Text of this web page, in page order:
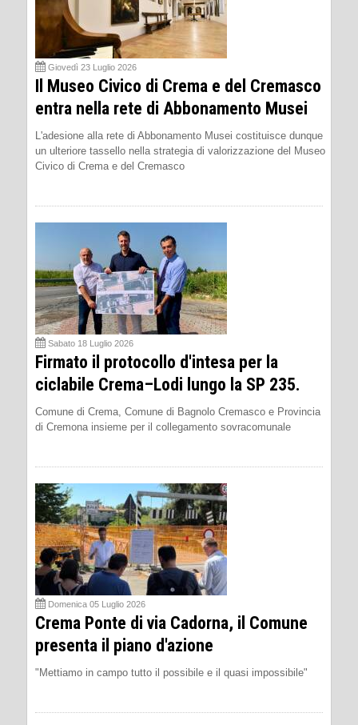
Giovedì 23 Luglio 2026
Il Museo Civico di Crema e del Cremasco
entra nella rete di Abbonamento Musei
L'adesione alla rete di Abbonamento Musei costituisce dunque
un ulteriore tassello nella strategia di valorizzazione del Museo
Civico di Crema e del Cremasco
Sabato 18 Luglio 2026
Firmato il protocollo d'intesa per la
ciclabile Crema–Lodi lungo la SP 235.
Comune di Crema, Comune di Bagnolo Cremasco e Provincia
di Cremona insieme per il collegamento sovracomunale
Domenica 05 Luglio 2026
Crema Ponte di via Cadorna, il Comune
presenta il piano d'azione
"Mettiamo in campo tutto il possibile e il quasi impossibile"